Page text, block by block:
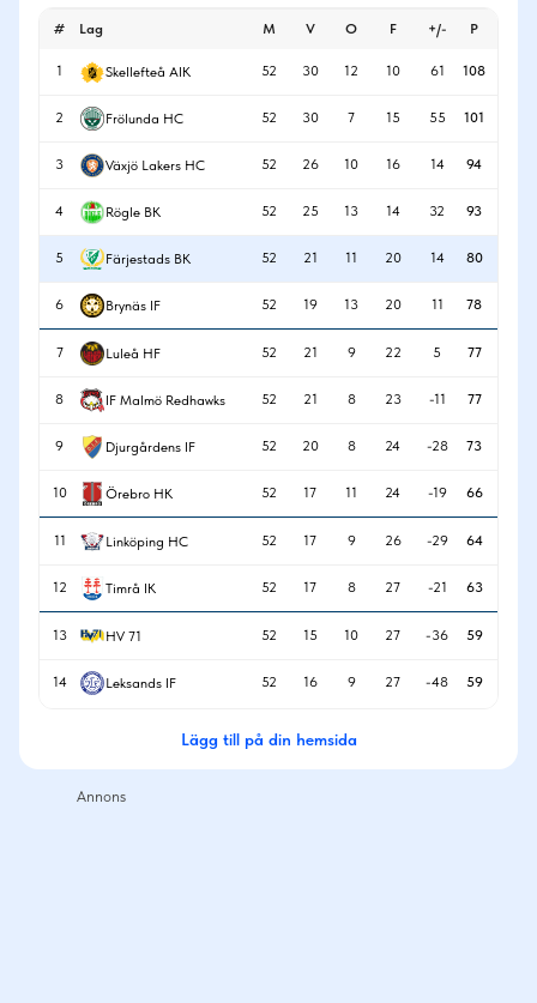
# Lag M V O F +/- P
1 Skellefteå AIK 52 30 12 10 61 108
2 Frölunda HC 52 30 7 15 55 101
3 Växjö Lakers HC 52 26 10 16 14 94
4 Rögle BK 52 25 13 14 32 93
5 Färjestads BK 52 21 11 20 14 80
6 Brynäs IF 52 19 13 20 11 78
7 Luleå HF 52 21 9 22 5 77
8 IF Malmö Redhawks 52 21 8 23 -11 77
9 Djurgårdens IF 52 20 8 24 -28 73
10 Örebro HK 52 17 11 24 -19 66
11 Linköping HC 52 17 9 26 -29 64
12 Timrå IK 52 17 8 27 -21 63
13 HV 71 52 15 10 27 -36 59
14 Leksands IF 52 16 9 27 -48 59
Lägg till på din hemsida